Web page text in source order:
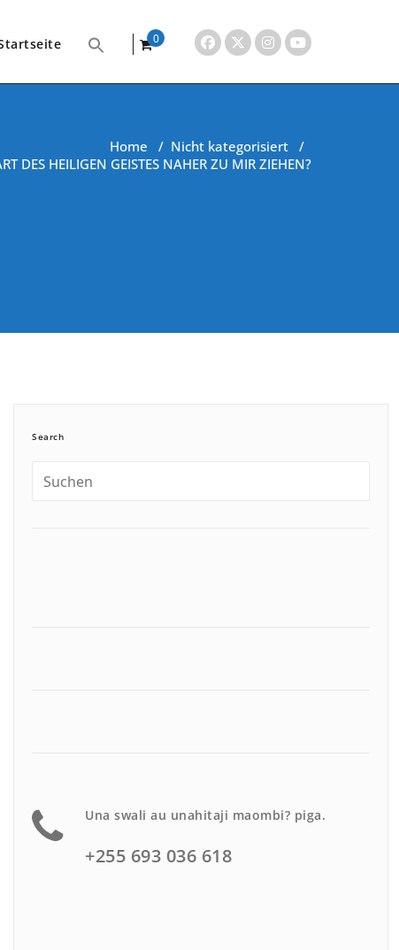
0
Home / Nicht kategorisiert /
DES HEILIGEN GEISTES NAHER ZU MIR ZIEHEN?
Search
Una swali au unahitaji maombi? piga.
+255 693 036 618